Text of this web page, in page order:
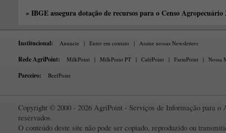
» IBGE assegura dotação de recursos para o Censo Agropecuário
Institucional: Anuncie | Entre em contato | Assine nossas Newsletters
Rede AgriPoint: MilkPoint | MilkPoint PT | CaféPoint | FarmPoint | Nossa
Parceiro: BeefPoint
Copyright © 2000 - 2026 AgriPoint - Serviços de Informação para o
reservados
O conteúdo deste site não pode ser copiado, reproduzido ou